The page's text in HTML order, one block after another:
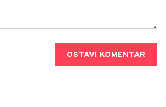
OSTAVI KOMENTAR